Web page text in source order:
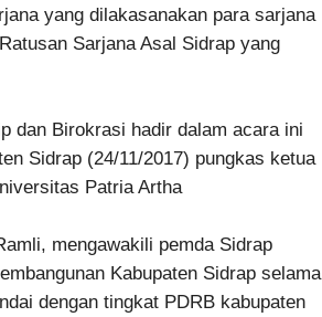
yang dilakasanakan para sarjana
Sarjana Asal Sidrap yang
dan Birokrasi hadir dalam acara ini
Sidrap (24/11/2017) pungkas ketua
Patria Artha
mengawakili pemda Sidrap
Kabupaten Sidrap selama
dengan tingkat PDRB kabupaten